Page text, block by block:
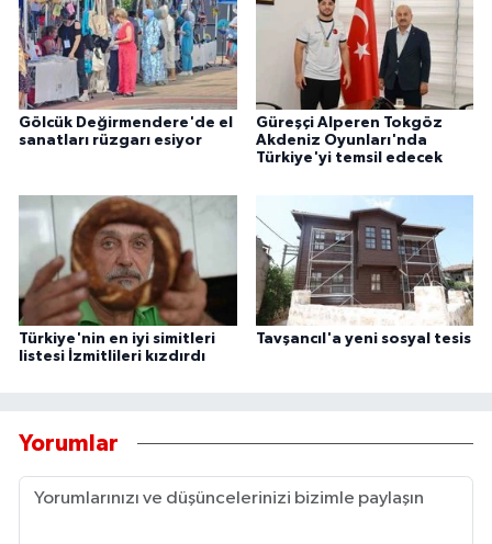
Gölcük Değirmendere'de el
sanatları rüzgarı esiyor
Güreşçi Alperen Tokgöz
Akdeniz Oyunları'nda
Türkiye'yi temsil edecek
Türkiye'nin en iyi simitleri
listesi İzmitlileri kızdırdı
Tavşancıl'a yeni sosyal tesis
Yorumlar